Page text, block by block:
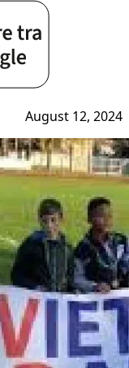
August 12, 2024